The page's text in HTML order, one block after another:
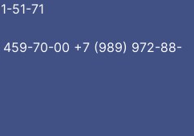
51-71
459-70-00 +7 (989) 972-88-